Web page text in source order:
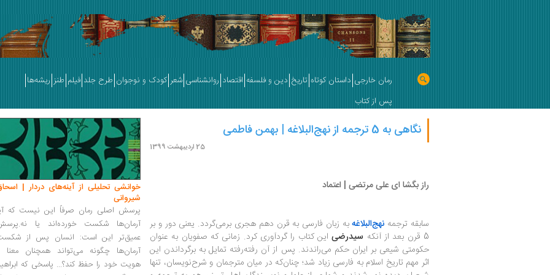
رمان خارجی داستان کوتاه تاریخ دین و فلسفه اقتصاد روانشناسی شعر کودک و نوجوان طرح جلد فیلم طنز ریشه‌ها
پس از کتاب
نگاهی به 5 ترجمه‌ از نهج‌البلاغه | بهمن فاطمی
25 اردیبهشت 1399
راز بگشا ای علی مرتضی | اعتماد
سابقه ترجمه نهج‌البلاغهبه زبان فارسی به قرن دهم هجری برمی‌گردد. یعنی دور و بر
5 قرن بعد از آنکه
سیدرضیاین کتاب را گردآوری کرد. زمانی که صفویان به عنوان
حکومتی شیعی بر ایران حکم می‌راندند. پس از آن رفته‌رفته تمایل به برگرداندن این
اثر مهم تاریخ اسلام به فارسی زیاد شد؛ چنان‌که در میان مترجمان و شرح‌نویسان، تنها
خوانشی تحلیلی از آینه‌های دردار |
شیروانی
پرسش اصلی رمان صرفاً این نیست که
آرمان‌ها شکست خورده‌اند یا
عمیق‌تر این است: انسان پس از
آرمان‌ها چگونه می‌تواند همچنان معنا
هویت خود را حفظ کند؟... پاسخی که